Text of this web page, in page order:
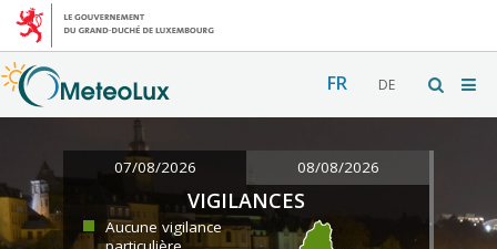
FR DE
07/08/2026 08/08/2026
VIGILANCES
Aucune vigilance